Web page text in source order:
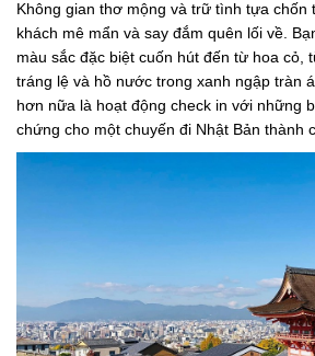
Không gian thơ mộng và trữ tình tựa chốn
khách mê mẩn và say đắm quên lối về.
màu sắc đặc biệt cuốn hút đến từ hoa cỏ,
tráng lệ và hồ nước trong xanh ngập tràn
hơn nữa là hoạt động check in với những
chứng cho một chuyến đi Nhật Bản thành